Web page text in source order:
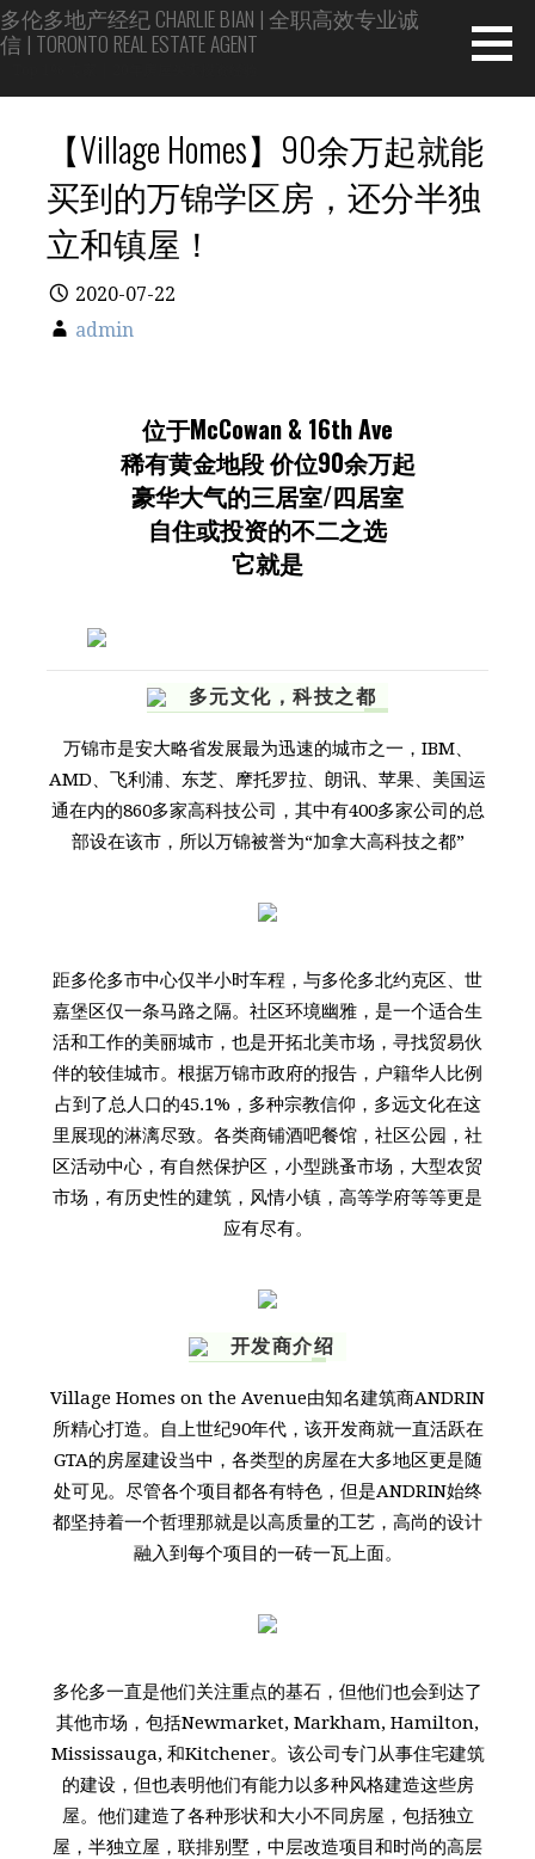
Skip
to
多伦多地产经纪 CHARLIE BIAN | 全职高效专业诚
信 | TORONTO REAL ESTATE AGENT
【Village Homes】90余万起就能
买到的万锦学区房，还分半独
立和镇屋！
2020-07-22
admin
位于McCowan & 16th Ave
稀有黄金地段 价位90余万起
豪华大气的三居室/四居室
自住或投资的不二之选
它就是
多元文化，科技之都
万锦市是安大略省发展最为迅速的城市之一，IBM、
AMD、飞利浦、东芝、摩托罗拉、朗讯、苹果、美国运
通在内的860多家高科技公司，其中有400多家公司的总
部设在该市，所以万锦被誉为“加拿大高科技之都”
距多伦多市中心仅半小时车程，与多伦多北约克区、世
嘉堡区仅一条马路之隔。社区环境幽雅，是一个适合生
活和工作的美丽城市，也是开拓北美市场，寻找贸易伙
伴的较佳城市。根据万锦市政府的报告，户籍华人比例
占到了总人口的45.1%，多种宗教信仰，多远文化在这
里展现的淋漓尽致。各类商铺酒吧餐馆，社区公园，社
区活动中心，有自然保护区，小型跳蚤市场，大型农贸
市场，有历史性的建筑，风情小镇，高等学府等等更是
应有尽有。
开发商介绍
Village Homes on the Avenue由知名建筑商ANDRIN
所精心打造。自上世纪90年代，该开发商就一直活跃在
GTA的房屋建设当中，各类型的房屋在大多地区更是随
处可见。尽管各个项目都各有特色，但是ANDRIN始终
都坚持着一个哲理那就是以高质量的工艺，高尚的设计
融入到每个项目的一砖一瓦上面。
多伦多一直是他们关注重点的基石，但他们也会到达了
其他市场，包括Newmarket, Markham, Hamilton,
Mississauga, 和Kitchener。该公司专门从事住宅建筑
的建设，但也表明他们有能力以多种风格建造这些房
屋。他们建造了各种形状和大小不同房屋，包括独立
屋，半独立屋，联排别墅，中层改造项目和时尚的高层